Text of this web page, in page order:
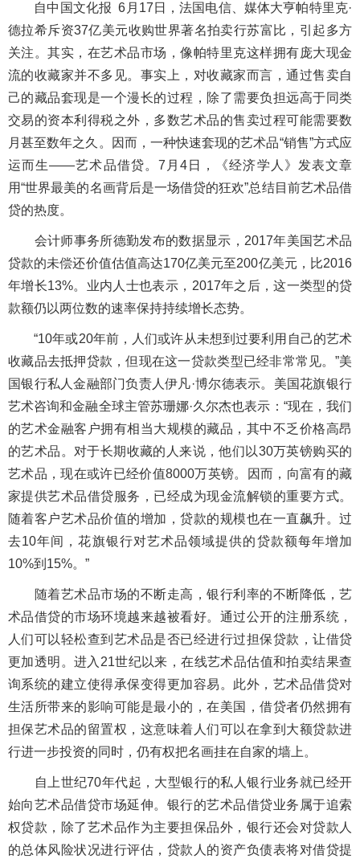
自中国文化报 6月17日，法国电信、媒体大亨帕特里克·
德拉希斥资37亿美元收购世界著名拍卖行苏富比，引起多方
关注。其实，在艺术品市场，像帕特里克这样拥有庞大现金
流的收藏家并不多见。事实上，对收藏家而言，通过售卖自
己的藏品套现是一个漫长的过程，除了需要负担远高于同类
交易的资本利得税之外，多数艺术品的售卖过程可能需要数
月甚至数年之久。因而，一种快速套现的艺术品“销售”方式应
运而生——艺术品借贷。7月4日，《经济学人》发表文章
用“世界最美的名画背后是一场借贷的狂欢”总结目前艺术品借
贷的热度。
会计师事务所德勤发布的数据显示，2017年美国艺术品
贷款的未偿还价值估值高达170亿美元至200亿美元，比2016
年增长13%。业内人士也表示，2017年之后，这一类型的贷
款额仍以两位数的速率保持持续增长态势。
“10年或20年前，人们或许从未想到过要利用自己的艺术
收藏品去抵押贷款，但现在这一贷款类型已经非常常见。”美
国银行私人金融部门负责人伊凡·博尔德表示。美国花旗银行
艺术咨询和金融全球主管苏珊娜·久尔杰也表示：“现在，我们
的艺术金融客户拥有相当大规模的藏品，其中不乏价格高昂
的艺术品。对于长期收藏的人来说，他们以30万英镑购买的
艺术品，现在或许已经价值8000万英镑。因而，向富有的藏
家提供艺术品借贷服务，已经成为现金流解锁的重要方式。
随着客户艺术品价值的增加，贷款的规模也在一直飙升。过
去10年间，花旗银行对艺术品领域提供的贷款额每年增加
10%到15%。”
随着艺术品市场的不断走高，银行利率的不断降低，艺
术品借贷的市场环境越来越被看好。通过公开的注册系统，
人们可以轻松查到艺术品是否已经进行过担保贷款，让借贷
更加透明。进入21世纪以来，在线艺术品估值和拍卖结果查
询系统的建立使得承保变得更加容易。此外，艺术品借贷对
生活所带来的影响可能是最小的，在美国，借贷者仍然拥有
担保艺术品的留置权，这意味着人们可以在拿到大额贷款进
行进一步投资的同时，仍有权把名画挂在自家的墙上。
自上世纪70年代起，大型银行的私人银行业务就已经开
始向艺术品借贷市场延伸。银行的艺术品借贷业务属于追索
权贷款，除了艺术品作为主要担保品外，银行还会对贷款人
的总体风险状况进行评估，贷款人的资产负债表将对借贷提